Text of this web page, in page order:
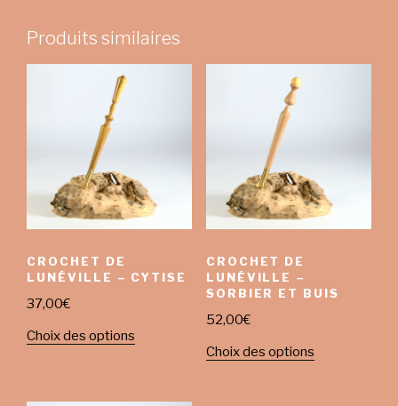
Produits similaires
CROCHET DE
LUNÉVILLE – CYTISE
37,00€
Choix des options
CROCHET DE
LUNÉVILLE –
SORBIER ET BUIS
52,00€
Choix des options